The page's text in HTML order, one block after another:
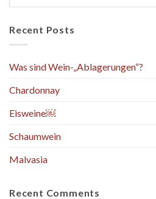
Recent Posts
Was sind Wein-„Ablagerungen“?
Chardonnay
Eisweine￼
Schaumwein
Malvasia
Recent Comments